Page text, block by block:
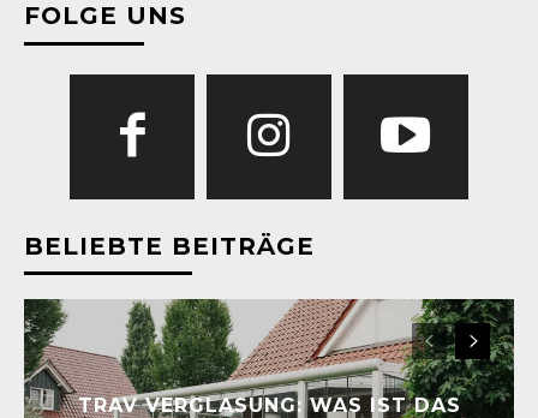
FOLGE UNS
BELIEBTE BEITRÄGE
TRAV VERGLASUNG: WAS IST DAS